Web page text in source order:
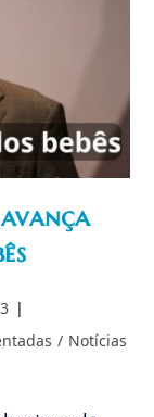
/ Notícias